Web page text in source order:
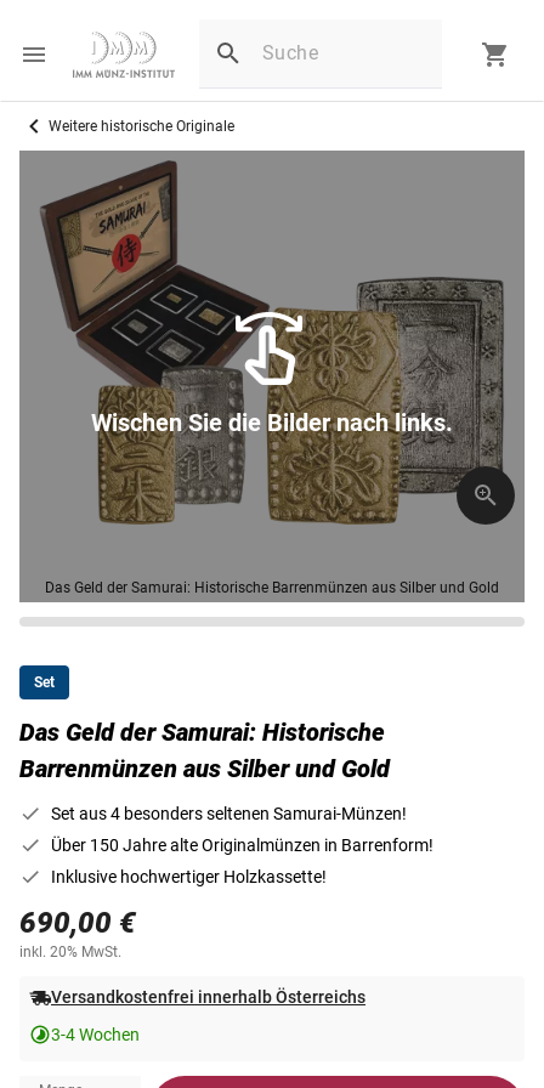
Weitere historische Originale
Das Geld der Samurai: Historische Barrenmünzen aus Silber und Gold
Wischen Sie die Bilder nach links.
Set
Das Geld der Samurai: Historische
Barrenmünzen aus Silber und Gold
Set aus 4 besonders seltenen Samurai-Münzen!
Über 150 Jahre alte Originalmünzen in Barrenform!
Inklusive hochwertiger Holzkassette!
690,00 €
inkl. 20% MwSt.
Versandkostenfrei innerhalb Österreichs
3-4 Wochen